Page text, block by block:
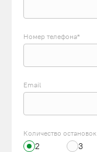
Номер телефона*
Email
Количество остановок
2 3